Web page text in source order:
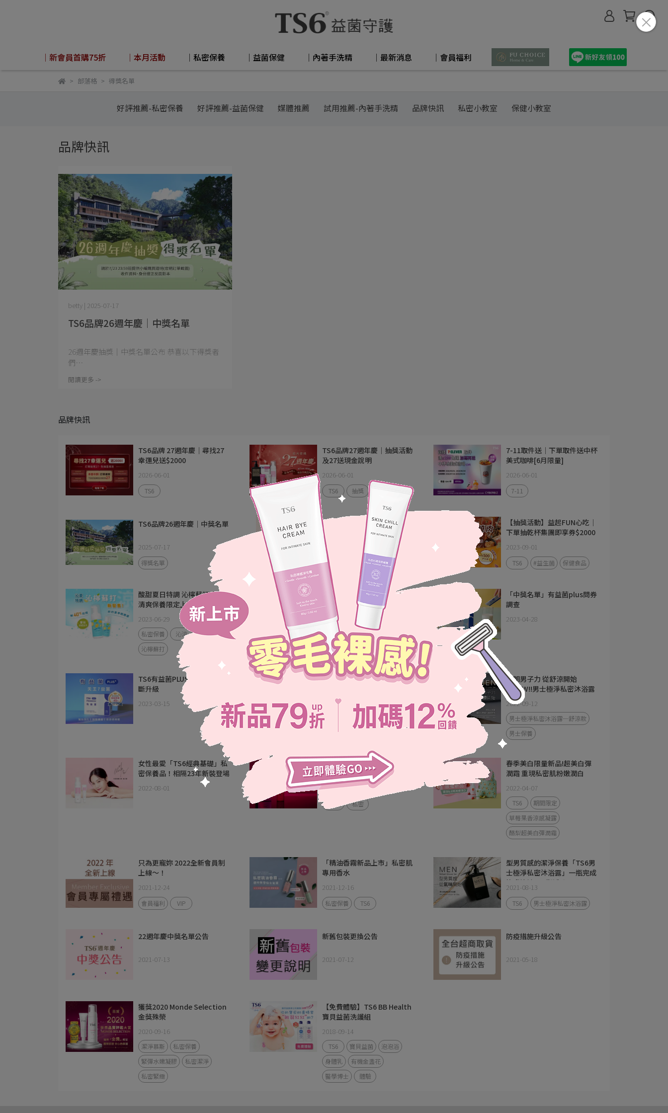
│新會員首購75折 │本月活動 │私密保養 │益菌保健 │內著手洗精 │最新消息 │會員福利
部落格 得獎名單
好評推薦-私密保養 好評推薦-益菌保健 媒體推薦 試用推薦-內著手洗精 品牌快訊 私密小教室 保健小教室
品牌快訊
TS6品牌26週年慶｜中獎名單
betty | 2025-07-17
26週年慶抽獎｜中獎名單公布 恭喜以下得獎者
們 ​ ⋯
閱讀更多 ->
品牌快訊
TS6品牌 27週年慶｜尋找27
幸運兒送$2000
2026-06-01
TS6
TS6品牌27週年慶｜抽獎活動
及27送現金說明
2026-06-01
TS6 抽獎
7-11取件送｜下單取件送中杯
美式咖啡[6月限量]
2026-06-01
7-11
TS6品牌26週年慶｜中獎名單
2025-07-17
得獎名單
「TS6 X 勵馨基金會」關掉數
位性別暴力 開啟性侵害兒少
復原旅程
2024-01-16
勵馨基金會
【抽獎活動】益起FUN心吃｜
下單抽乾杯集團即享券$2000
2023-09-01
TS6 #益生菌 保健食品
酸甜夏日特調 沁檸蘇打涼感
清爽保養限定上市！
2023-06-29
私密保養 沁涼
涼感
沁檸蘇打
TS6品牌24週年慶｜抽獎活動
說明
2023-05-31
「中獎名單」有益菌plus問券
調查
2023-04-28
TS6有益菌PLUS+ 讓健康不
斷升級
2023-03-15
新品上市─TS6男士極戰瑪卡
2023-03-01
爽朗男子力 從舒涼開始
─NEW!!男士極淨私密沐浴露
(舒涼)
2022-09-12
男士極淨私密沐浴露─舒涼款
男士保養
女性最愛「TS6經典基礎」私
密保養品！相隔23年新裝登場
2022-08-01
新品「熱火熔岩催情露」 激
情上市
2022-05-03
私密
春季美白限量新品!超美白彈
潤霜 重現私密肌粉嫩潤白
2022-04-07
TS6
期間限定
草莓果香涼感凝露
酪梨超美白彈潤霜
只為更寵妳 2022全新會員制
上線～！
2021-12-24
會員福利 VIP
「精油香霧新品上市」私密肌
專用香水
2021-12-16
私密保養 TS6
型男質感的潔淨保養「TS6男
士極淨私密沐浴露」一瓶完成
煥膚控油&平衡淨味!
2021-08-13
TS6 男士極淨私密沐浴露
22週年慶中獎名單公告
2021-07-13
新舊包裝更換公告
2021-07-12
防疫措施升級公告
2021-05-18
獲獎2020 Monde Selection
金獎殊榮
2020-09-16
潔淨慕斯
私密保養
緊彈水嫩凝膠
私密潔淨
私密緊緻
【免費體驗】TS6 BB Health
寶貝益菌洗護組
2018-09-14
TS6 寶貝益菌
泡泡浴
身體乳
有機金盞花
醫學博士
體驗